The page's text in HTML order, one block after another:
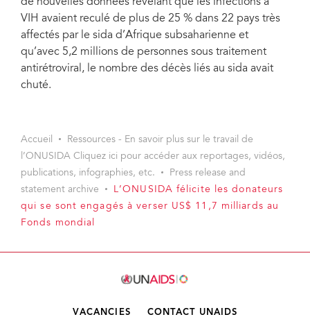
VIH avaient reculé de plus de 25 % dans 22 pays très
affectés par le sida d’Afrique subsaharienne et
qu’avec 5,2 millions de personnes sous traitement
antirétroviral, le nombre des décès liés au sida avait
chuté.
Accueil
Ressources - En savoir plus sur le travail de
l’ONUSIDA Cliquez ici pour accéder aux reportages, vidéos,
publications, infographies, etc.
Press release and
statement archive
L’ONUSIDA félicite les donateurs
qui se sont engagés à verser US$ 11,7 milliards au
Fonds mondial
VACANCIES CONTACT UNAIDS